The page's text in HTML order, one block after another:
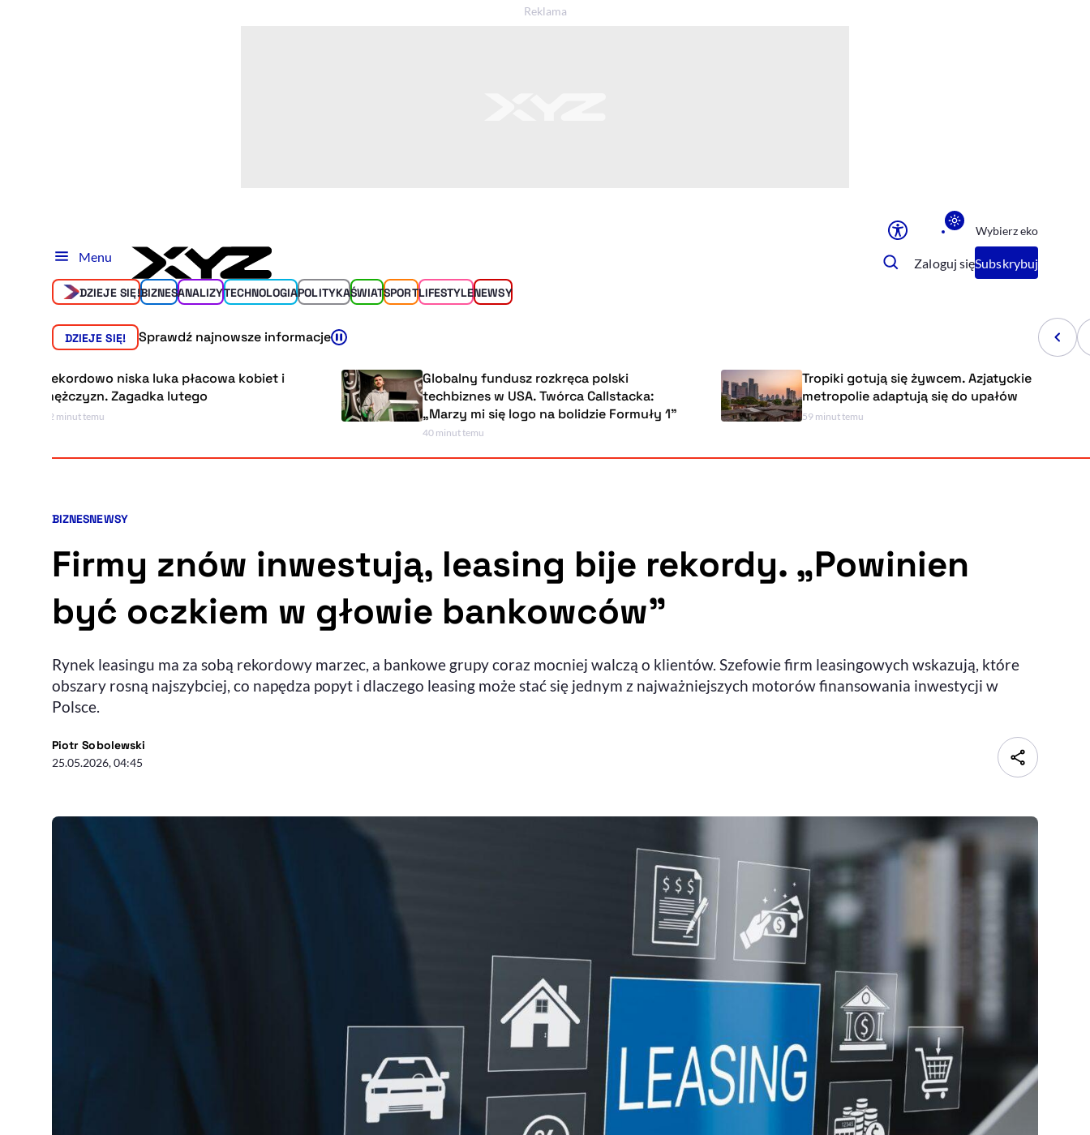
Deklaracja dostępności, otwiera się w nowym oknie
Zgłoś problem
, otwiera się w
Wybierz eko
Menu Zaloguj sięSubskrybuj
DZIEJE SIĘ!BIZNESANALIZYTECHNOLOGIAPOLITYKAŚWIATSPORTLIFESTYLENEWSY
DZIEJE SIĘ! Sprawdź najnowsze informacje
Rekordowo niska luka płacowa kobiet i
mężczyzn. Zagadka lutego
12 minut temu
Globalny fundusz rozkręca polski
techbiznes w USA. Twórca Callstacka:
„Marzy mi się logo na bolidzie Formuły 1”
40 minut temu
Tropiki gotują się żywcem. Azjatyckie
metropolie adaptują się do upałów
59 minut temu
Kategorie artykułu:
BIZNESNEWSY
Firmy znów inwestują, leasing bije rekordy. „Powinien
być oczkiem w głowie bankowców”
Rynek leasingu ma za sobą rekordowy marzec, a bankowe grupy coraz mocniej walczą o klientów. Szefowie firm leasingowych wskazują, które
obszary rosną najszybciej, co napędza popyt i dlaczego leasing może stać się jednym z najważniejszych motorów finansowania inwestycji w
Polsce.
Piotr Sobolewski
25.05.2026, 04:45